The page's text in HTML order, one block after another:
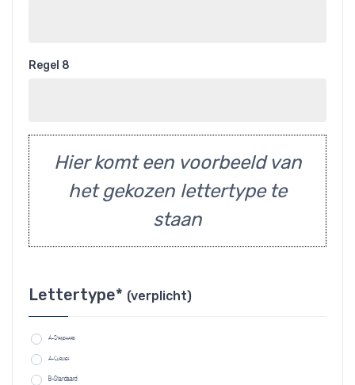
Regel 8
Hier komt een voorbeeld van
het gekozen lettertype te
staan
Lettertype* (verplicht)
A-Standaard
A-Cursief
B-Standaard